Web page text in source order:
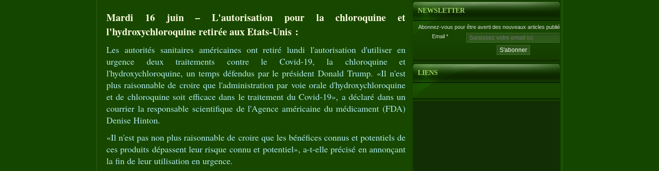
Mardi 16 juin – L'autorisation pour la chloroquine et
l'hydroxychloroquine retirée aux Etats-Unis :
Les autorités sanitaires américaines ont retiré lundi l'autorisation d'utiliser en
urgence deux traitements contre le Covid-19, la chloroquine et
l'hydroxychloroquine, un temps défendus par le président Donald Trump. «Il n'est
plus raisonnable de croire que l'administration par voie orale d'hydroxychloroquine
et de chloroquine soit efficace dans le traitement du Covid-19», a déclaré dans un
courrier la responsable scientifique de l'Agence américaine du médicament (FDA)
Denise Hinton.
«Il n'est pas non plus raisonnable de croire que les bénéfices connus et potentiels de
ces produits dépassent leur risque connu et potentiel», a-t-elle précisé en annonçant
la fin de leur utilisation en urgence.
NEWSLETTER
Abonnez-vous pour être averti des nouveaux articles publiés.
Email
LIENS